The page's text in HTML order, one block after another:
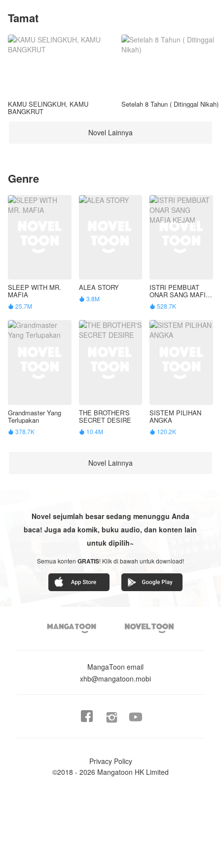
Tamat
KAMU SELINGKUH, KAMU
BANGKRUT
Setelah 8 Tahun ( Ditinggal Nikah)
Novel Lainnya
Genre
SLEEP WITH MR.
MAFIA
 25.7M
ALEA STORY
 3.8M
ISTRI PEMBUAT
ONAR SANG MAFIA
KEJAM
 528.7K
Grandmaster Yang
Terlupakan
 378.7K
THE BROTHER'S
SECRET DESIRE
 10.4M
SISTEM PILIHAN
ANGKA
 120.2K
Novel Lainnya
Novel sejumlah besar sedang menunggu Anda
baca! Juga ada komik, buku audio, dan konten lain
untuk dipilih~
Semua konten GRATIS! Klik di bawah untuk download!
 
MangaToon email
xhb@mangatoon.mobi
 
Privacy Policy
©2018 - 2026 Mangatoon HK Limited